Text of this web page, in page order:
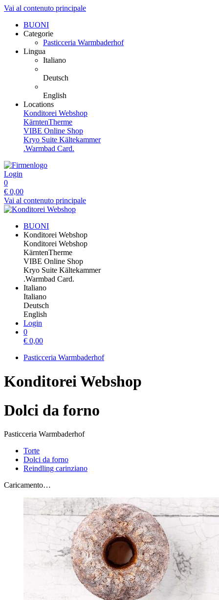
Vai al contenuto principale
BUONI
Categorie
Pasticceria Warmbaderhof
Lingua
Italiano
Deutsch
English
Locations
Konditorei Webshop
KärntenTherme
VIBE Online Shop
Kryo Suite Kältekammer
.Warmbad Card.
Login
0
€ 0,00
Vai al contenuto principale
BUONI
Konditorei Webshop
Konditorei Webshop
KärntenTherme
VIBE Online Shop
Kryo Suite Kältekammer
.Warmbad Card.
Italiano
Italiano
Deutsch
English
Login
0
€ 0,00
Pasticceria Warmbaderhof
Konditorei Webshop
Dolci da forno
Pasticceria Warmbaderhof
Torte
Dolci da forno
Reindling carinziano
Caricamento…